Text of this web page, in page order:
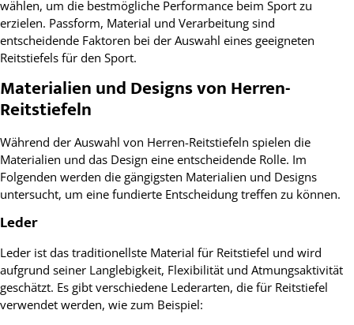
wählen, um die bestmögliche Performance beim Sport zu
erzielen. Passform, Material und Verarbeitung sind
entscheidende Faktoren bei der Auswahl eines geeigneten
Reitstiefels für den Sport.
Materialien und Designs von Herren-
Reitstiefeln
Während der Auswahl von Herren-Reitstiefeln spielen die
Materialien und das Design eine entscheidende Rolle. Im
Folgenden werden die gängigsten Materialien und Designs
untersucht, um eine fundierte Entscheidung treffen zu können.
Leder
Leder ist das traditionellste Material für Reitstiefel und wird
aufgrund seiner Langlebigkeit, Flexibilität und Atmungsaktivität
geschätzt. Es gibt verschiedene Lederarten, die für Reitstiefel
verwendet werden, wie zum Beispiel: